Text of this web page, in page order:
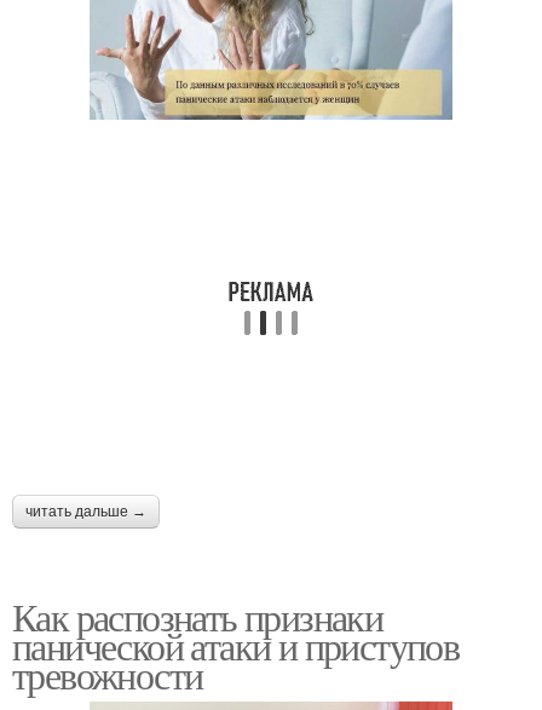
читать дальше →
Как распознать признаки
панической атаки и приступов
тревожности